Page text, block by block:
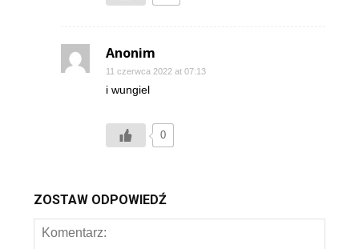
Anonim
11 czerwca 2022 at 07:13
i wungiel
0
ZOSTAW ODPOWIEDŹ